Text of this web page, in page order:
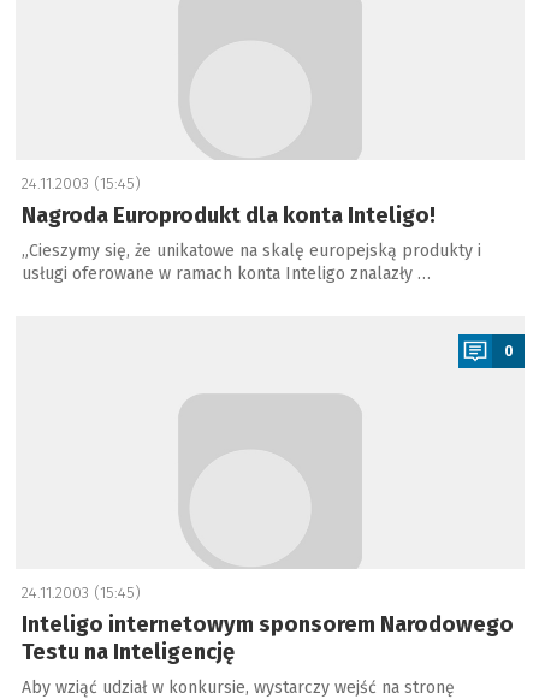
24.11.2003 (15:45)
Nagroda Europrodukt dla konta Inteligo!
„Cieszymy się, że unikatowe na skalę europejską produkty i
usługi oferowane w ramach konta Inteligo znalazły …
0
24.11.2003 (15:45)
Inteligo internetowym sponsorem Narodowego
Testu na Inteligencję
Aby wziąć udział w konkursie, wystarczy wejść na stronę